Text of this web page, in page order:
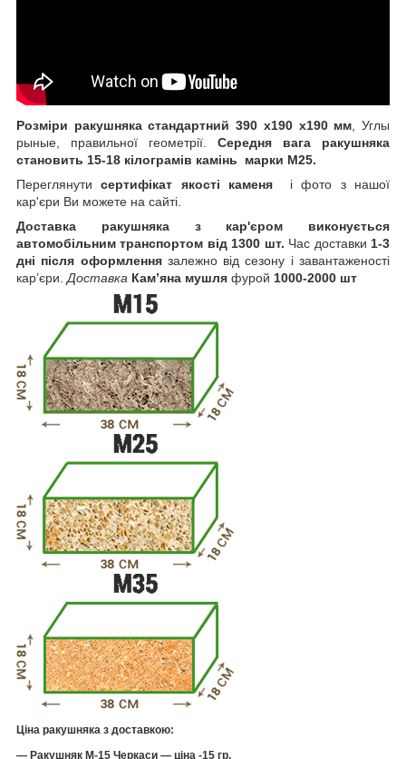
Розміри ракушняка стандартний 390 x190 x190 мм, Углы
рыные, правильної геометрії. Середня вага ракушняка
становить 15-18 кілограмів камінь марки М25.
Переглянутисертифікат якості каменя і фото з нашої
кар'єри Ви можете на сайті.
Доставка ракушняка з кар'єром виконується
автомобільним транспортом від 1300 шт. Час доставки1-3
дні після оформленнязалежно від сезону і завантаженості
кар’єри.Доставка Кам’яна мушля фурой 1000-2000 шт
Ціна ракушняка з доставкою:
— Ракушняк М-15 Черкаси — ціна -15 гр.